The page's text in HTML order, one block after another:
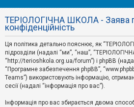
Р
е
с
т
р
а
ц
і
я
ТЕРІОЛОГІЧНА ШКОЛА - Заява
конфіденційність
Ця політика детально пояснює, як
підрозділи (надалі “ми”, “наш”,
“http://terioshkola.org.ua/forum”) і phpBB (надалі
“Програмне забезпечення phpBB”,
Teams”) використовують інформацію,
сесії (надалі “інформація про вас”).
Інформація про вас збирається двома